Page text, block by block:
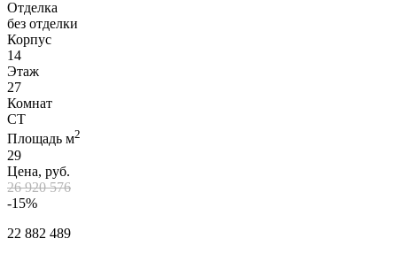
Отделка
без отделки
Корпус
14
Этаж
27
Комнат
СТ
Площадь м2
29
Цена, руб.
26 920 576
-15%
22 882 489